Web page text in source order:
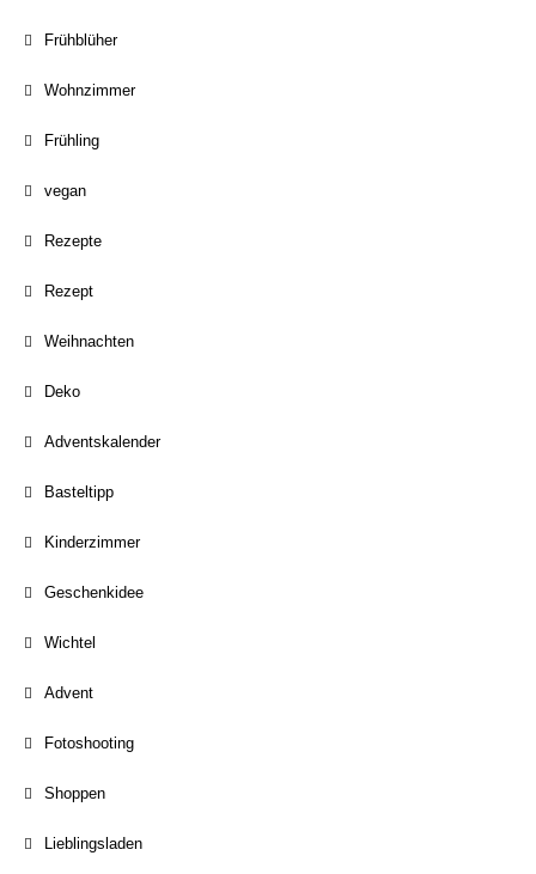
Frühblüher
Wohnzimmer
Frühling
vegan
Rezepte
Rezept
Weihnachten
Deko
Adventskalender
Basteltipp
Kinderzimmer
Geschenkidee
Wichtel
Advent
Fotoshooting
Shoppen
Lieblingsladen